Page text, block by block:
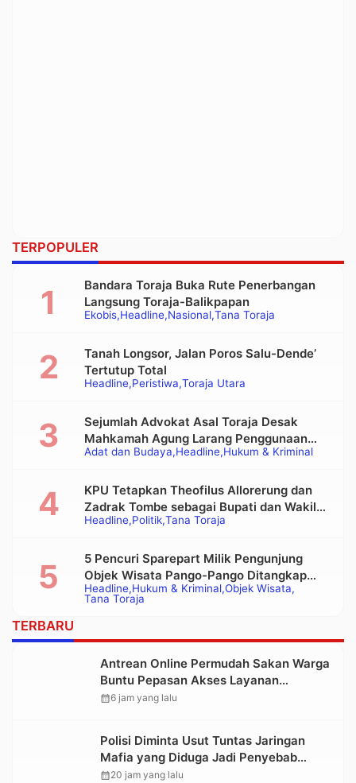
TERPOPULER
Ekobis Headline Nasional Tana Toraja
Bandara Toraja Buka Rute Penerbangan
Langsung Toraja-Balikpapan
Headline Peristiwa Toraja Utara
Tanah Longsor, Jalan Poros Salu-Dende’
Tertutup Total
Adat dan Budaya Headline Hukum & Kriminal
Sejumlah Advokat Asal Toraja Desak
Mahkamah Agung Larang Penggunaan
Alat Berat pada Eksekusi Rumah Adat
Headline Politik Tana Toraja
KPU Tetapkan Theofilus Allorerung dan
Zadrak Tombe sebagai Bupati dan Wakil
Bupati Tana Toraja Terpilih
Headline Hukum & Kriminal Objek Wisata
Tana Toraja
5 Pencuri Sparepart Milik Pengunjung
Objek Wisata Pango-Pango Ditangkap
Polisi
TERBARU
Antrean Online Permudah Sakan Warga
Buntu Pepasan Akses Layanan
Kesehatan Tanpa Hambatan
calendar_month6 jam yang lalu
Polisi Diminta Usut Tuntas Jaringan
Mafia yang Diduga Jadi Penyebab
Kelangkaan BBM di Toraja
calendar_month20 jam yang lalu